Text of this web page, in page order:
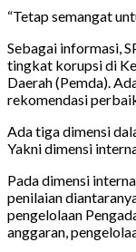
“Tetap semangat
Sebagai informasi,
tingkat korupsi di
Daerah (Pemda).
rekomendasi
Ada tiga dimensi
Yakni dimensi
Pada dimensi
penilaian
pengelolaan
anggaran,